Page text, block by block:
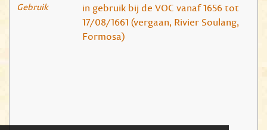
Gebruik
in gebruik bij de VOC vanaf 1656 tot
17/08/1661 (vergaan, Rivier Soulang,
Formosa)